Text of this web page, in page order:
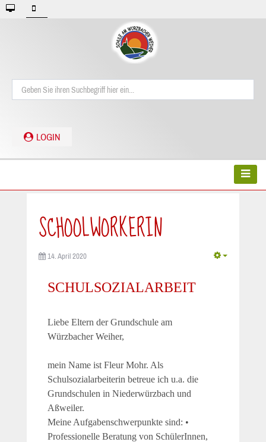
LOGIN
SCHOOLWORKERIN
14. April 2020
SCHULSOZIALARBEIT
Liebe Eltern der Grundschule am
Würzbacher Weiher,
mein Name ist Fleur Mohr. Als
Schulsozialarbeiterin betreue ich u.a. die
Grundschulen in Niederwürzbach und
Aßweiler.
Meine Aufgabenschwerpunkte sind: •
Professionelle Beratung von SchülerInnen,